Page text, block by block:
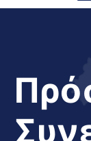
Διαφάνεια
Το